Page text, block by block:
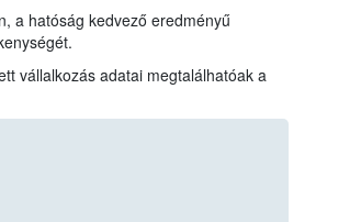
a hatóság kedvező eredményű
vállalkozás adatai megtalálhatóak a